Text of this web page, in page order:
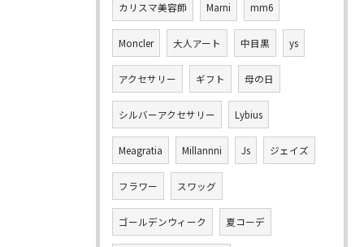
カリスマ美容師 Marni mm6
Moncler 大人アート 中目黒 ys
アクセサリー ギフト 母の日
シルバーアクセサリー Lybius
Meagratia Millannni Js ジェイズ
フラワー スワッグ
ゴールデンウィーク 夏コーデ